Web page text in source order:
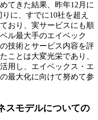
てきた結果、昨年12月に
に、すでに10社を超え
おり、実サービスにも順
ル最大手のエイベック
技術とサービス内容を評
ことは大変光栄であり、
用し、エイベックス・エ
最大化に向けて努めて参
スモデルについての